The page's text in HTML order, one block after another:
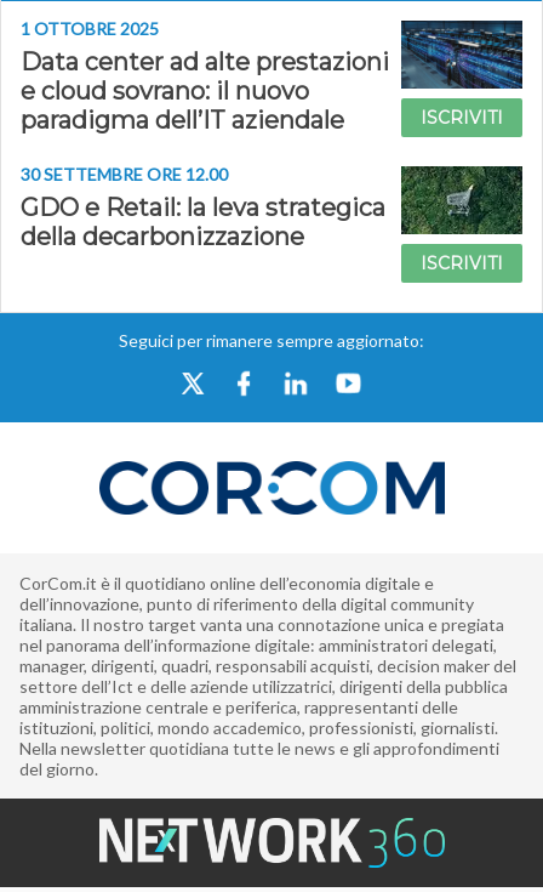
1 OTTOBRE 2025
Data center ad alte prestazioni
e cloud sovrano: il nuovo
paradigma dell’IT aziendale
ISCRIVITI
30 SETTEMBRE ORE 12.00
GDO e Retail: la leva strategica
della decarbonizzazione
ISCRIVITI
Seguici per rimanere sempre aggiornato:
CorCom.it è il quotidiano online dell’economia digitale e
dell’innovazione, punto di riferimento della digital community
italiana. Il nostro target vanta una connotazione unica e pregiata
nel panorama dell’informazione digitale: amministratori delegati,
manager, dirigenti, quadri, responsabili acquisti, decision maker del
settore dell’Ict e delle aziende utilizzatrici, dirigenti della pubblica
amministrazione centrale e periferica, rappresentanti delle
istituzioni, politici, mondo accademico, professionisti, giornalisti.
Nella newsletter quotidiana tutte le news e gli approfondimenti
del giorno.